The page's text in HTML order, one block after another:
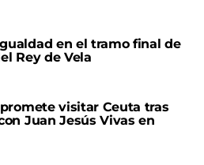
en el tramo final de
Rey de Vela
visitar Ceuta tras
Juan Jesús Vivas en